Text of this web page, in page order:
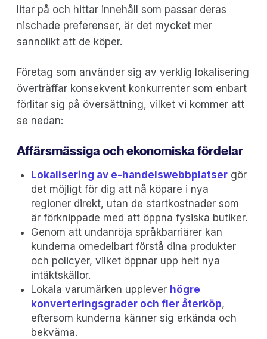
litar på och hittar innehåll som passar deras
nischade preferenser, är det mycket mer
sannolikt att de köper.
Företag som använder sig av verklig lokalisering
överträffar konsekvent konkurrenter som enbart
förlitar sig på översättning, vilket vi kommer att
se nedan:
Affärsmässiga och ekonomiska fördelar
Lokalisering av e-handelswebbplatser gör
det möjligt för dig att nå köpare i nya
regioner direkt, utan de startkostnader som
är förknippade med att öppna fysiska butiker.
Genom att undanröja språkbarriärer kan
kunderna omedelbart förstå dina produkter
och policyer, vilket öppnar upp helt nya
intäktskällor.
Lokala varumärken upplever högre
konverteringsgrader och fler återköp,
eftersom kunderna känner sig erkända och
bekväma.